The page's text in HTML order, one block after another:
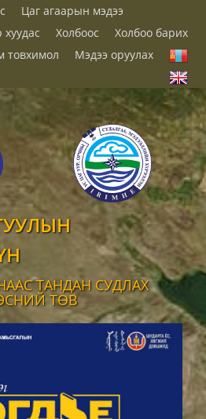
Цаг агаарын мэдээ
хуудас
Холбоос
Холбоо барих
товхимол
Мэдээ оруулах
ТАНДАН СУДЛАХ
ТӨВ